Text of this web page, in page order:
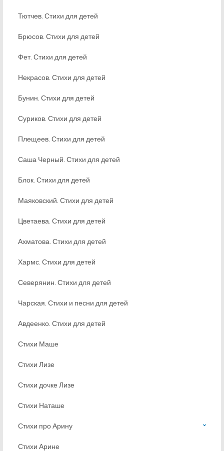
Тютчев. Стихи для детей
Брюсов. Стихи для детей
Фет. Стихи для детей
Некрасов. Стихи для детей
Бунин. Стихи для детей
Суриков. Стихи для детей
Плещеев. Стихи для детей
Саша Черный. Стихи для детей
Блок. Стихи для детей
Маяковский. Стихи для детей
Цветаева. Стихи для детей
Ахматова. Стихи для детей
Хармс. Стихи для детей
Северянин. Стихи для детей
Чарская. Стихи и песни для детей
Авдеенко. Стихи для детей
Стихи Маше
Стихи Лизе
Стихи дочке Лизе
Стихи Наташе
Стихи про Арину
Стихи Арине